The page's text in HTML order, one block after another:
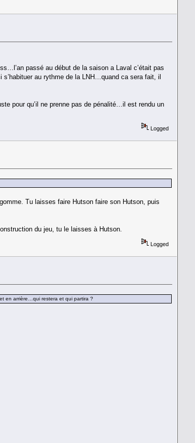
passé au début de la saison a Laval c’était pas
au rythme de la LNH…quand ca sera fait, il
pour qu’il ne prenne pas de pénalité…il est rendu un
Logged
Tu laisses faire Hutson faire son Hutson, puis
du jeu, tu le laisses à Hutson.
Logged
en arrière…qui restera et qui partira ?